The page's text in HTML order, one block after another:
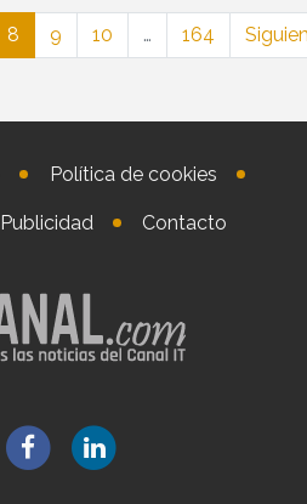
8 9 10 … 164
Política de cookies
Publicidad Contacto